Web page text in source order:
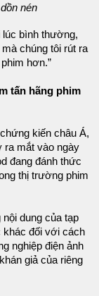
nén
lúc bình thường,
chúng tôi rút ra
hơn.”
tấn hãng phim
kiến châu Á,
ra mắt vào ngày
đang đánh thức
thị trường phim
dung của tạp
khác đối với cách
nghiệp điện ảnh
giả của riêng